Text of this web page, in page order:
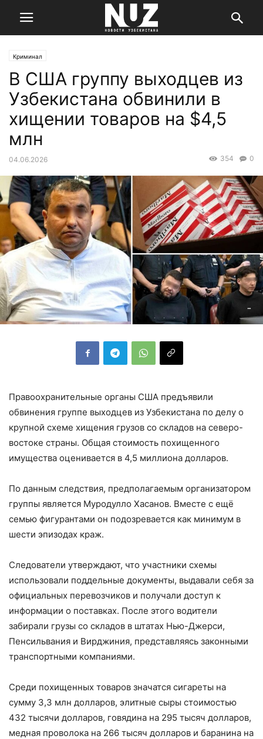
Криминал
В США группу выходцев из
Узбекистана обвинили в
хищении товаров на $4,5
млн
04.06.2026 0
354
Правоохранительные органы США предъявили
обвинения группе выходцев из Узбекистана по делу о
крупной схеме хищения грузов со складов на северо-
востоке страны. Общая стоимость похищенного
имущества оценивается в 4,5 миллиона долларов.
По данным следствия, предполагаемым организатором
группы является Муродулло Хасанов. Вместе с ещё
семью фигурантами он подозревается как минимум в
шести эпизодах краж.
Следователи утверждают, что участники схемы
использовали поддельные документы, выдавали себя за
официальных перевозчиков и получали доступ к
информации о поставках. После этого водители
забирали грузы со складов в штатах Нью-Джерси,
Пенсильвания и Вирджиния, представляясь законными
транспортными компаниями.
Среди похищенных товаров значатся сигареты на
сумму 3,3 млн долларов, элитные сыры стоимостью
432 тысячи долларов, говядина на 295 тысяч долларов,
медная проволока на 266 тысяч долларов и баранина на